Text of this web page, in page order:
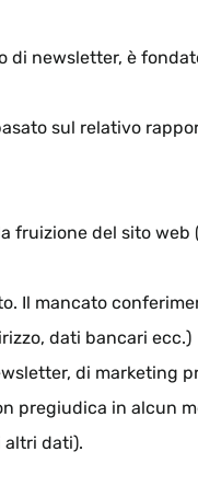
di newsletter, è
sul relativo
del sito web
Il mancato
dati bancari ecc.)
di marketing
pregiudica in alcun
altri dati).